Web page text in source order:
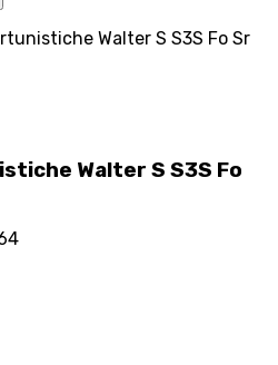
Walter S S3S Fo Sr
Walter S S3S Fo